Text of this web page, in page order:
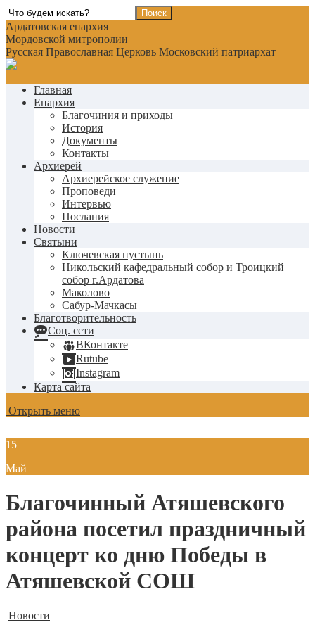
Ардатовская епархия
Мордовской митрополии
Русская Православная Церковь Московский патриархат
Главная
Епархия
Благочиния и приходы
История
Документы
Контакты
Архиерей
Архиерейское служение
Проповеди
Интервью
Послания
Новости
Святыни
Ключевская пустынь
Никольский кафедральный собор и Троицкий
собор г.Ардатова
Маколово
Сабур-Мачкасы
Благотворительность
Соц. сети
ВКонтакте
Rutube
Instagram
Карта сайта
Открыть меню
15
Май
Благочинный Атяшевского
района посетил праздничный
концерт ко дню Победы в
Атяшевской СОШ
Новости